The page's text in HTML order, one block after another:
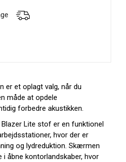
er et oplagt valg, når du
måde at opdele
forbedre akustikken.
Lite stof er en funktionel
hvor der er
og lydreduktion. Skærmen
i åbne kontorlandskaber, hvor